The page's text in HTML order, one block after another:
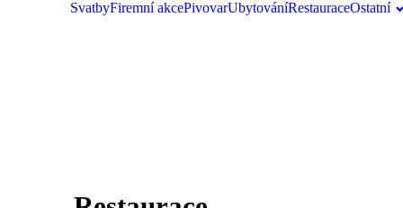
SvatbyFiremní akcePivovarUbytováníRestauraceOstatní